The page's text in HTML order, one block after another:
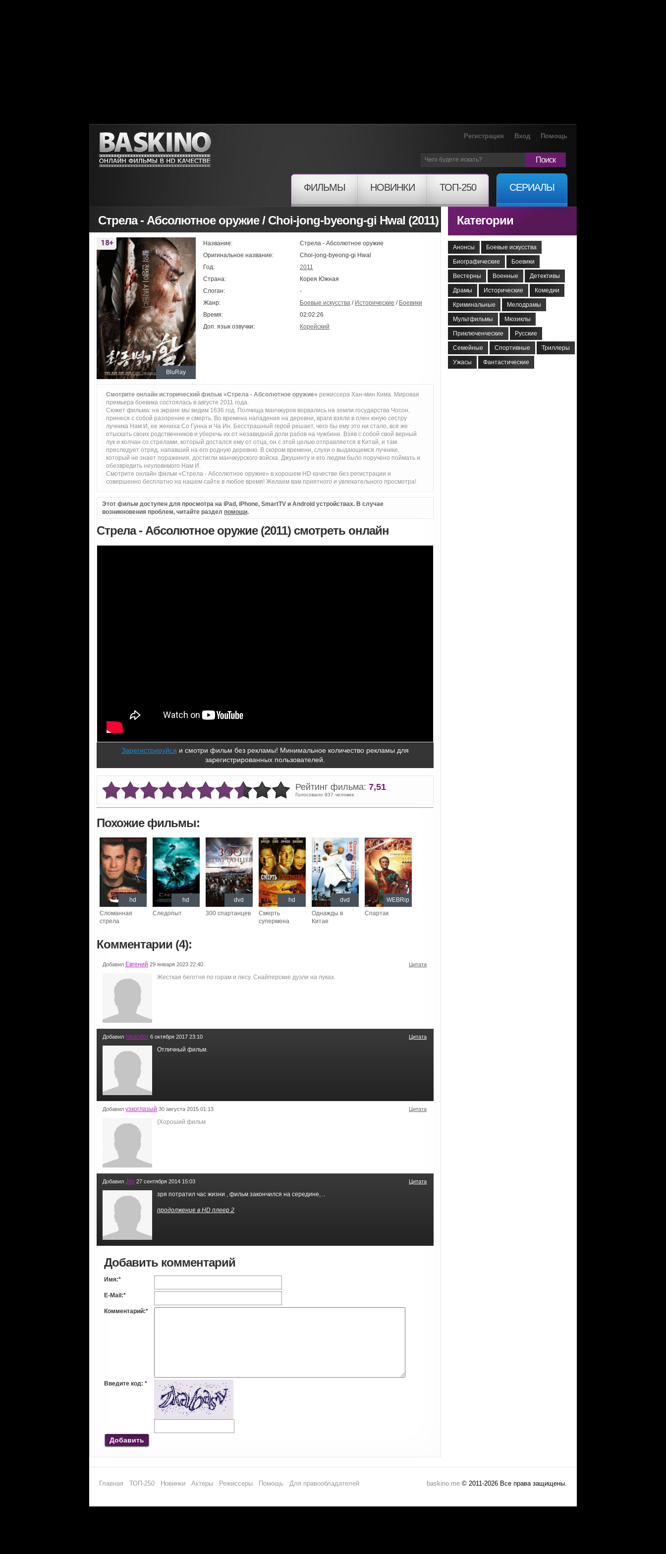
Регистрация Вход Помощь
Поиск
ФИЛЬМЫ НОВИНКИ ТОП-250 СЕРИАЛЫ
Стрела - Абсолютное оружие / Choi-jong-byeong-gi Hwal (2011)
BluRay
Название:
Стрела - Абсолютное оружие
Оригинальное название:
Choi-jong-byeong-gi Hwal
Год:
2011
Страна:
Корея Южная
Слоган:
-
Жанр:
Боевые искусства / Исторические / Боевики
Время:
02:02:26
Доп. язык озвучки:
Корейский
Смотрите онлайн исторический фильм «Стрела - Абсолютное оружие» режиссера Хан-мин Кима. Мировая
премьера боевика состоялась в августе 2011 года.
Сюжет фильма: на экране мы видим 1636 год. Полчища манчжуров ворвались на земли государства Чосон,
принеся с собой разорение и смерть. Во времена нападения на деревни, враги взяли в плен юную сестру
лучника Нам И, ее жениха Со Гунна и Ча Ин. Бесстрашный герой решает, чего бы ему это ни стало, все же
отыскать своих родственников и уберечь их от незавидной доли рабов на чужбине. Взяв с собой свой верный
лук и колчан со стрелами, который достался ему от отца, он с этой целью отправляется в Китай, и там
преследует отряд, напавший на его родную деревню. В скором времени, слухи о выдающемся лучнике,
который не знает поражения, достигли манчжурского войска. Джушинту и его людям было поручено поймать и
обезвредить неуловимого Нам И.
Смотрите онлайн фильм «Стрела - Абсолютное оружие» в хорошем HD качестве без регистрации и
совершенно бесплатно на нашем сайте в любое время! Желаем вам приятного и увлекательного просмотра!
Этот фильм доступен для просмотра на iPad, iPhone, SmartTV и Android устройствах. В случае
возникновения проблем, читайте раздел помощи.
Стрела - Абсолютное оружие (2011) смотреть онлайн
Зарегистрируйся и смотри фильм без рекламы! Минимальное количество рекламы для
зарегистрированных пользователей.
Рейтинг фильма: 7,51
Голосовало 937 человек
Похожие фильмы:
Сломанная
стрела
hd
Следопыт
hd
300 спартанцев
dvd
Смерть
супермена
hd
Однажды в
Китае
dvd
Спартак
WEBRip
Комментарии (4):
Добавил Евгений 29 января 2023 22:40 Цитата
Жесткая беготня по горам и лесу. Снайперские дуэли на луках.
Добавил Iskandor 6 октября 2017 23:10 Цитата
Отличный фильм.
Добавил узкоглазый 30 августа 2015 01:13 Цитата
{Хороший фильм
Добавил Jiin 27 сентября 2014 15:03 Цитата
зря потратил час жизни , фильм закончился на середине, ..
продолжение в HD плеер 2
Добавить комментарий
Имя:*
E-Mail:*
Комментарий:*
Введите код: *
Добавить
Категории
Анонсы Боевые искусства
Биографические Боевики
Вестерны Военные Детективы
Драмы Исторические Комедии
Криминальные Мелодрамы
Мультфильмы Мюзиклы
Приключенческие Русские
Семейные Спортивные Триллеры
Ужасы Фантастические
Главная ТОП-250 Новинки Актеры Режиссеры Помощь Для правообладателей baskino.me © 2011-2026 Все права защищены.